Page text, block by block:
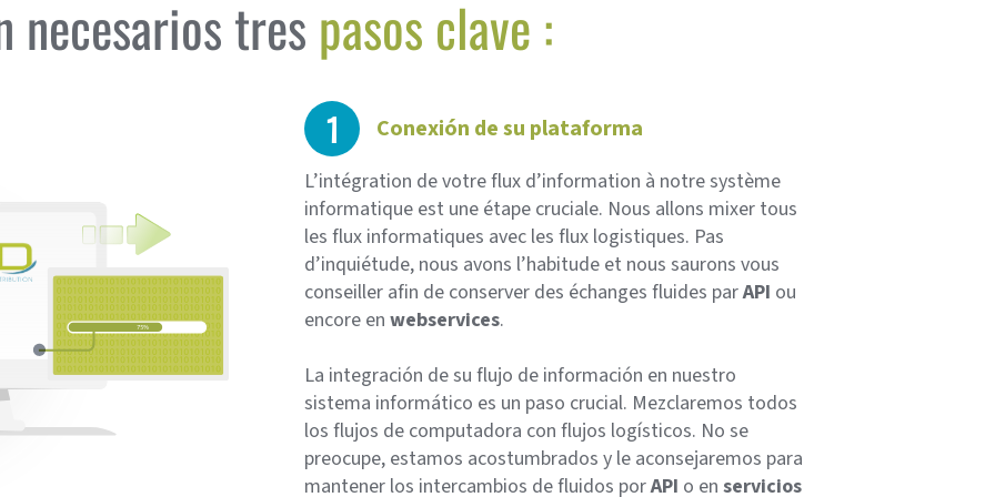
necesarios tres pasos clave :
1 Conexión de su plataforma
L’intégration de votre flux d’information à notre système
informatique est une étape cruciale. Nous allons mixer tous
les flux informatiques avec les flux logistiques. Pas
d’inquiétude, nous avons l’habitude et nous saurons vous
conseiller afin de conserver des échanges fluides parAPI ou
encore en webservices.
La integración de su flujo de información en nuestro
sistema informático es un paso crucial. Mezclaremos todos
los flujos de computadora con flujos logísticos. No se
preocupe, estamos acostumbrados y le aconsejaremos para
mantener los intercambios de fluidos porAPI o en servicios